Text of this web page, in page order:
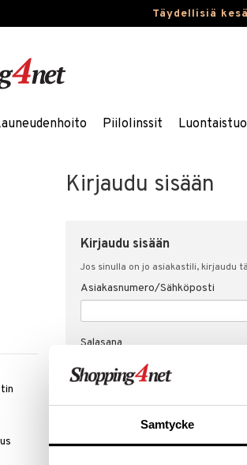
Samtycke
Täydellisiä
Piilolinssit
Kirjaudu sisään
Kirjaudu sisään
Jos sinulla on jo asiakastili, kirjaudu
Asiakasnumero/Sähköposti
Salasana